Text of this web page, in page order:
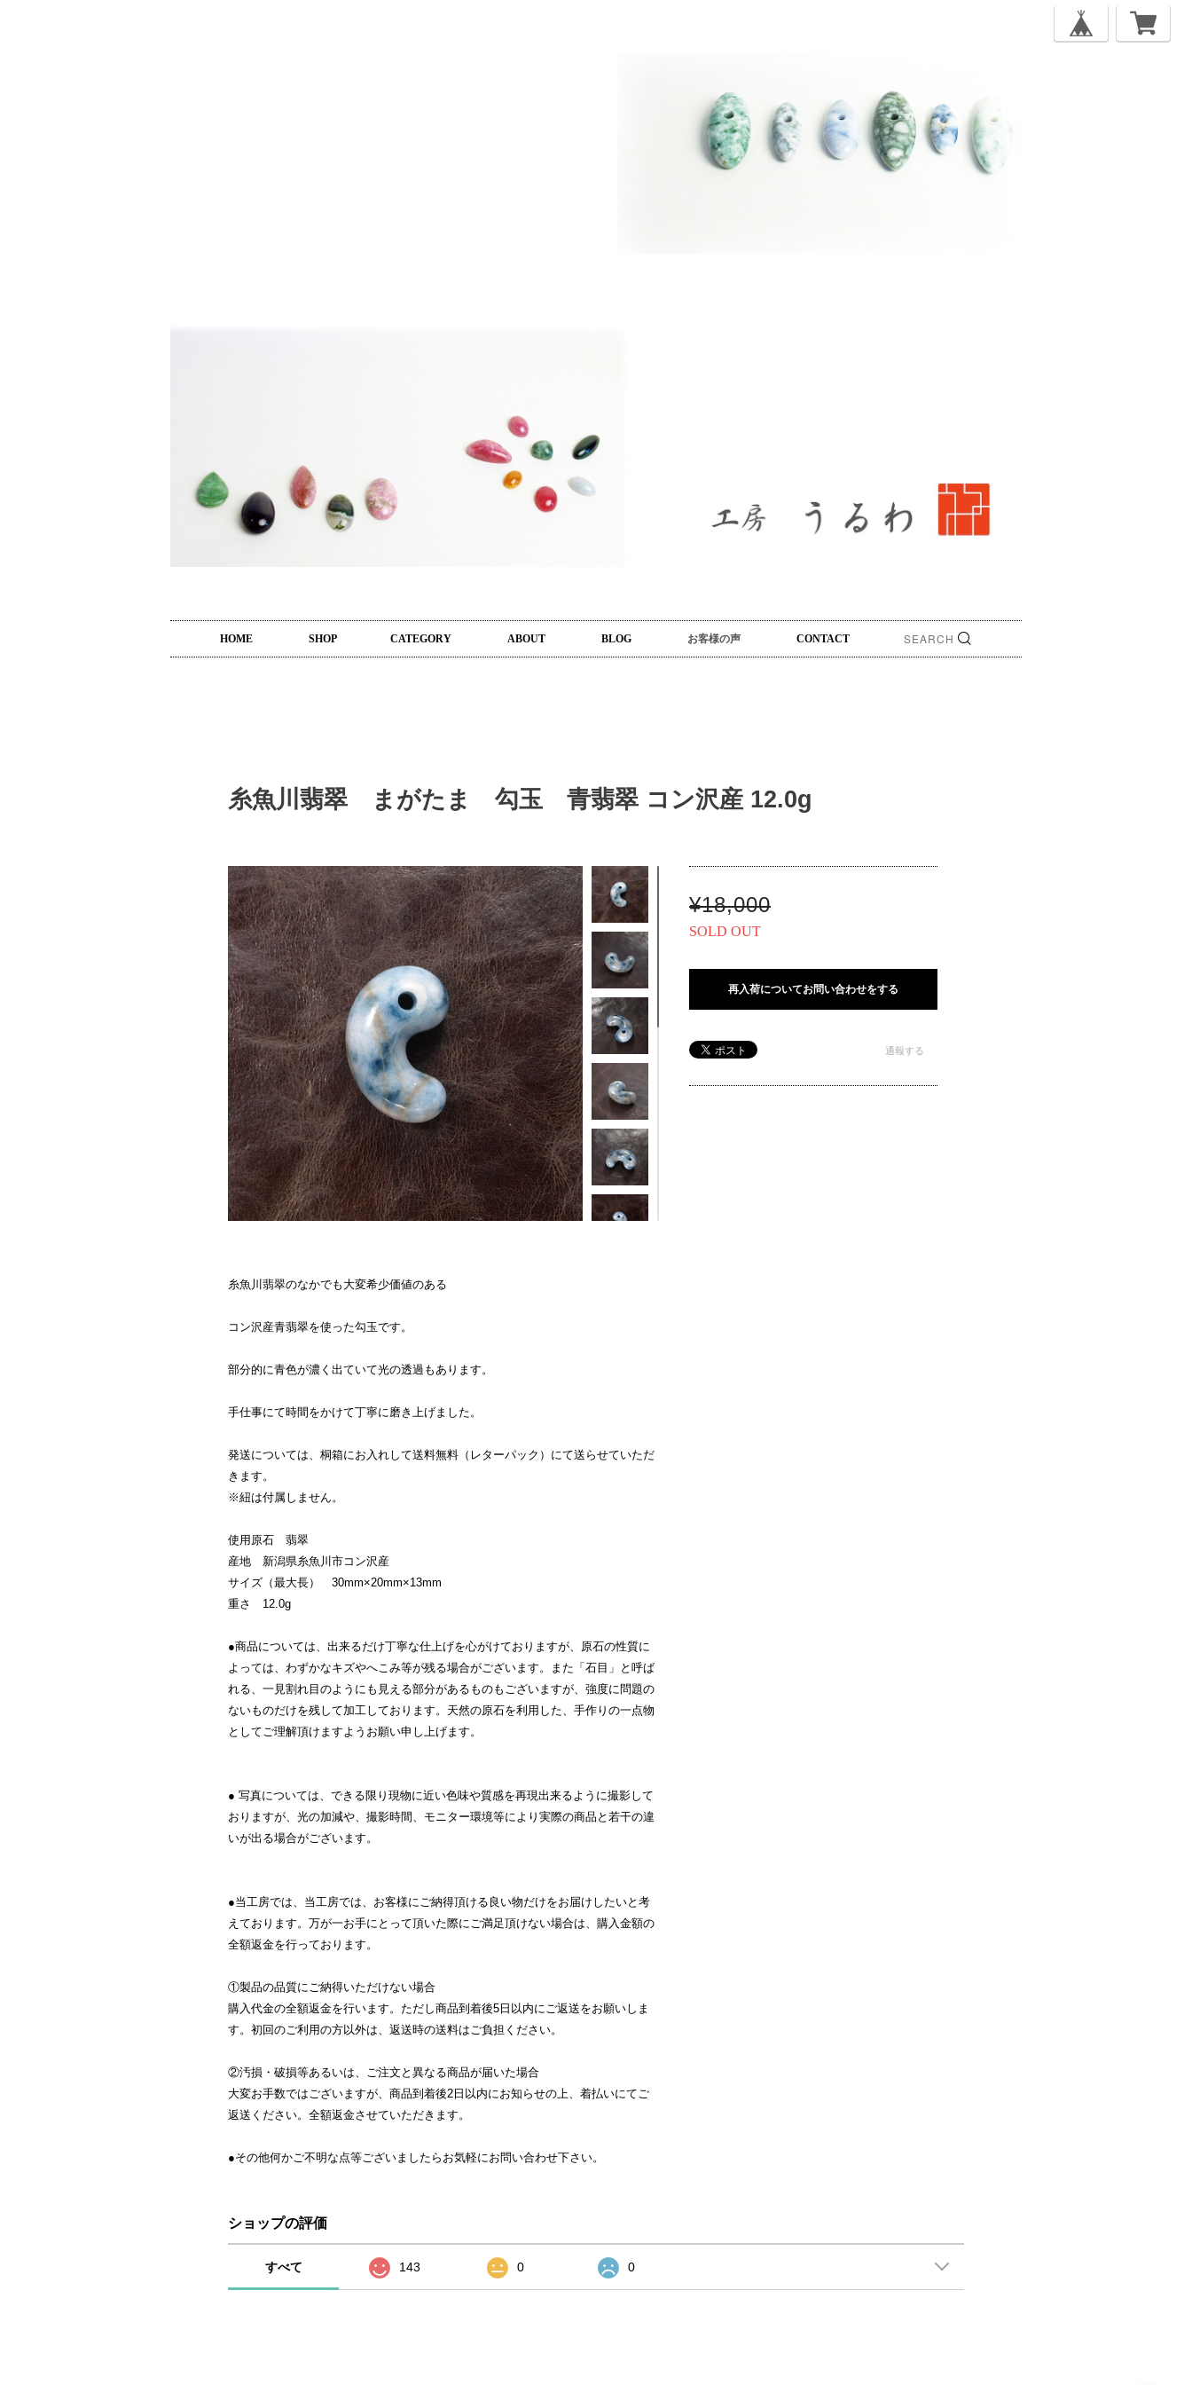
HOME SHOP CATEGORY ABOUT BLOG お客様の声 CONTACT
糸魚川翡翠 まがたま 勾玉 青翡翠 コン沢産 12.0g
糸魚川翡翠のなかでも大変希少価値のある
コン沢産青翡翠を使った勾玉です。
部分的に青色が濃く出ていて光の透過もあります。
手仕事にて時間をかけて丁寧に磨き上げました。
発送については、桐箱にお入れして送料無料（レターパック）にて送らせていただ
きます。
※紐は付属しません。
使用原石 翡翠
産地 新潟県糸魚川市コン沢産
サイズ（最大長） 30mm×20mm×13mm
重さ 12.0g
●商品については、出来るだけ丁寧な仕上げを心がけておりますが、原石の性質に
よっては、わずかなキズやへこみ等が残る場合がございます。また「石目」と呼ば
れる、一見割れ目のようにも見える部分があるものもございますが、強度に問題の
ないものだけを残して加工しております。天然の原石を利用した、手作りの一点物
としてご理解頂けますようお願い申し上げます。
● 写真については、できる限り現物に近い色味や質感を再現出来るように撮影して
おりますが、光の加減や、撮影時間、モニター環境等により実際の商品と若干の違
いが出る場合がございます。
●当工房では、当工房では、お客様にご納得頂ける良い物だけをお届けしたいと考
えております。万が一お手にとって頂いた際にご満足頂けない場合は、購入金額の
全額返金を行っております。
①製品の品質にご納得いただけない場合
購入代金の全額返金を行います。ただし商品到着後5日以内にご返送をお願いしま
す。初回のご利用の方以外は、返送時の送料はご負担ください。
②汚損・破損等あるいは、ご注文と異なる商品が届いた場合
大変お手数ではございますが、商品到着後2日以内にお知らせの上、着払いにてご
返送ください。全額返金させていただきます。
●その他何かご不明な点等ございましたらお気軽にお問い合わせ下さい。
¥18,000
SOLD OUT
再入荷についてお問い合わせをする
通報する
ショップの評価
すべて 143 0 0